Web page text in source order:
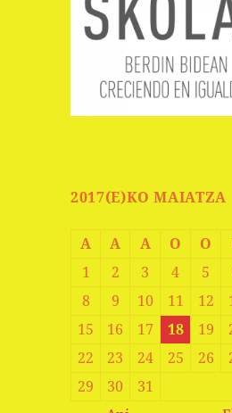
2017(E)KO MAIATZA
A A A O O
1
2 3 4 5
8
9 10 11 12
15
16 17 18 19
22
23 24 25 26
29
30
31